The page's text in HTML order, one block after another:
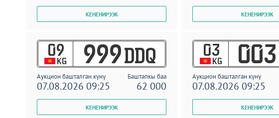
09
KG 999 DDQ
Аукцион башталган күнү Баштапкы баа
07.08.2026 09:25 62 000
03
KG 003
Аукцион башталган күнү
07.08.2026 09:25